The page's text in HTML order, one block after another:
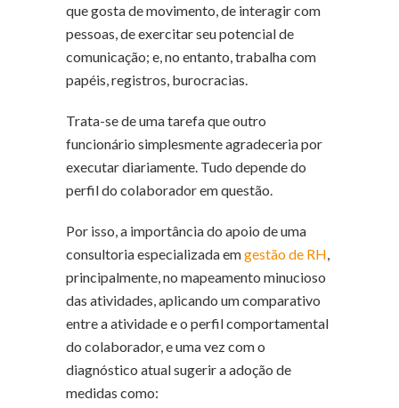
que gosta de movimento, de interagir com
pessoas, de exercitar seu potencial de
comunicação; e, no entanto, trabalha com
papéis, registros, burocracias.
Trata-se de uma tarefa que outro
funcionário simplesmente agradeceria por
executar diariamente. Tudo depende do
perfil do colaborador em questão.
Por isso, a importância do apoio de uma
consultoria especializada emgestão de RH
principalmente, no mapeamento minucioso
das atividades, aplicando um comparativo
entre a atividade e o perfil comportamental
do colaborador, e uma vez com o
diagnóstico atual sugerir a adoção de
medidas como: